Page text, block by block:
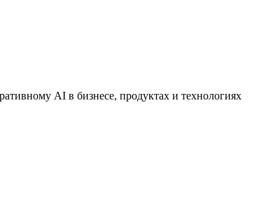
AI в бизнесе, продуктах и технологиях